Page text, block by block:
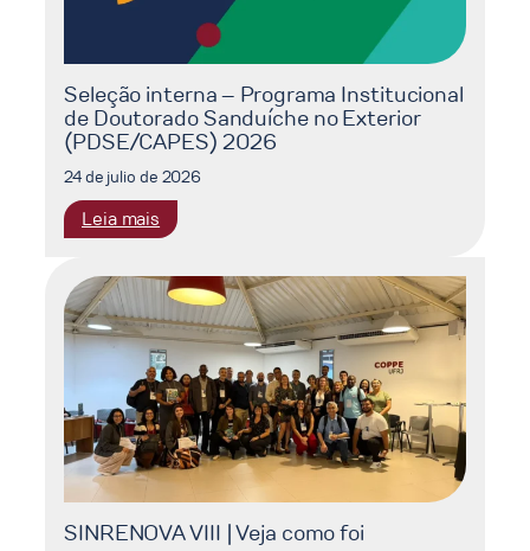
Seleção interna – Programa Institucional
de Doutorado Sanduíche no Exterior
(PDSE/CAPES) 2026
24 de julio de 2026
Leia mais
Seleção
interna
–
Programa
Institucional
de
Doutorado
Sanduíche
no
Exterior
(PDSE/CAPES)
2026
SINRENOVA VIII | Veja como foi